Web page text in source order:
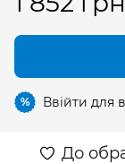
% Ввійти для
До